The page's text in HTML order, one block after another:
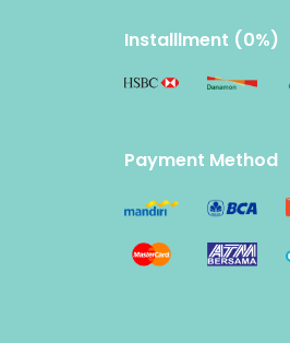
Installlment (0%)
Payment Method